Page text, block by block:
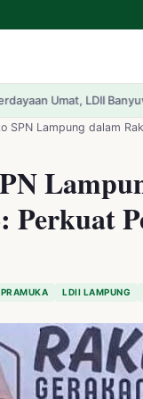
Sambut Kunjungan
SPN Lampung dalam
Perkuat
LDII LAMPUNG